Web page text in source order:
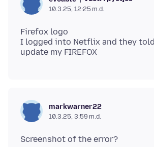
10.3.25, 12:25 m.d.
Firefox logo
I logged into Netflix and they
markwarner22
10.3.25, 3:59 m.d.